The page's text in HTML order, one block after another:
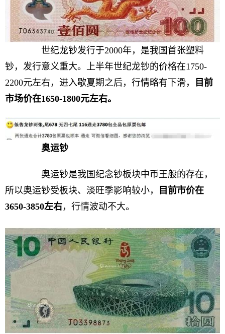
世纪龙钞发行于2000年，是我国首张塑料
钞，发行意义重大。上半年世纪龙钞的价格在1750-
2200元左右，进入歇夏期之后，行情略有下滑，
目前
市场价在1650-1800元左右。
奥运钞
奥运钞是我国纪念钞板块中币王般的存在，
所以奥运钞受板块、淡旺季影响较小，
目前市价在
3650-3850左右，行情波动不大。